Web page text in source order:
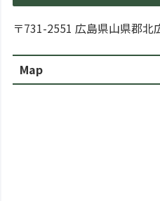
〒731-2551 広島県山県郡北
Map